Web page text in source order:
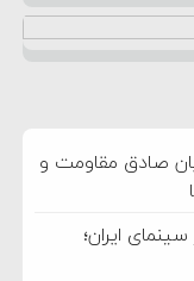
صادق مقاومت و
ایران؛